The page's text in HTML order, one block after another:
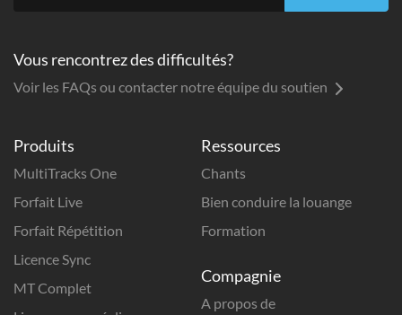
Produits
MultiTracks One
Forfait Live
Forfait Répétition
Licence Sync
MT Complet
Ressources
Chants
Bien conduire la louange
Formation
Compagnie
A propos de
Vous rencontrez des difficultés?
Voir les FAQs ou contacter notre équipe du soutien